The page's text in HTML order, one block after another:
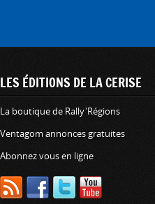
LES ÉDITIONS DE LA CERISE
La boutique de Rally'Régions
Ventagom annonces gratuites
Abonnez vous en ligne